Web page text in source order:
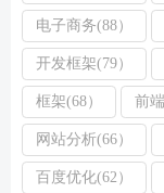
电子商务(88）
开发框架(79）
框架(68） 前
网站分析(66）
百度优化(62）